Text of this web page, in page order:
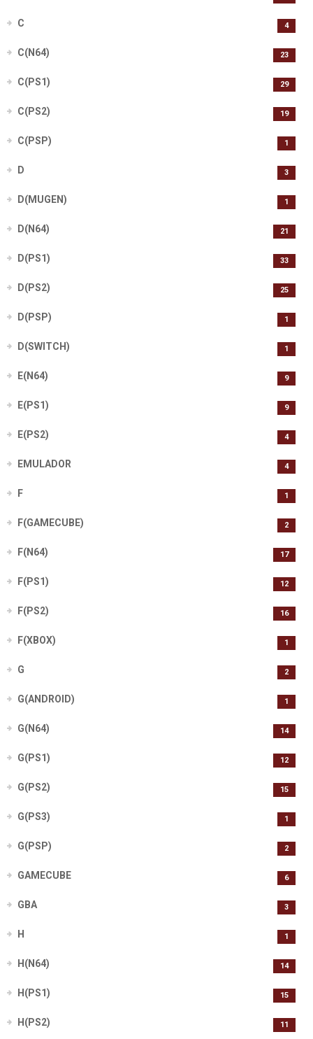
C 4
C(N64) 23
C(PS1) 29
C(PS2) 19
C(PSP) 1
D 3
D(MUGEN) 1
D(N64) 21
D(PS1) 33
D(PS2) 25
D(PSP) 1
D(SWITCH) 1
E(N64) 9
E(PS1) 9
E(PS2) 4
EMULADOR 4
F 1
F(GAMECUBE) 2
F(N64) 17
F(PS1) 12
F(PS2) 16
F(XBOX) 1
G 2
G(ANDROID) 1
G(N64) 14
G(PS1) 12
G(PS2) 15
G(PS3) 1
G(PSP) 2
GAMECUBE 6
GBA 3
H 1
H(N64) 14
H(PS1) 15
H(PS2) 11